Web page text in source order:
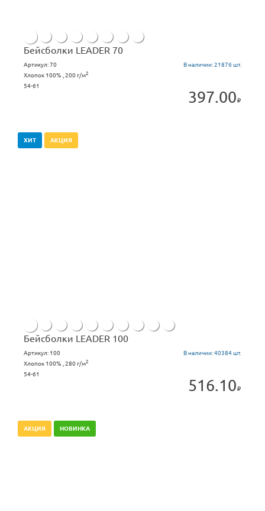
Бейсболки LEADER 70
Артикул:70 В наличии:21876 шт.
Хлопок 100% , 200 г/м2
54-61
397.00
ХИТ АКЦИЯ
Бейсболки LEADER 100
Артикул: 100 В наличии:40384 шт.
Хлопок 100% , 280 г/м2
54-61
516.10
АКЦИЯ НОВИНКА